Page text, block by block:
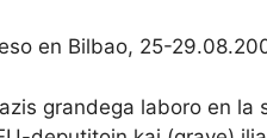
en Bilbao, 25-
grandega laboro en la